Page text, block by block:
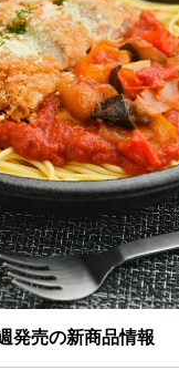
発売の新商品情報